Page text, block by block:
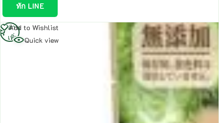
ทัก LINE
Add to Wishlist
Quick view
อ่าน
เพิ่ม